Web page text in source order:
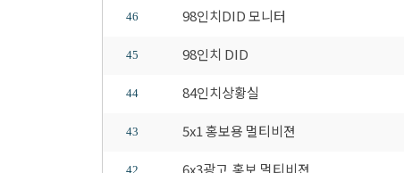
46 98인치DID 모니터
45 98인치 DID
44 84인치상황실
43 5x1 홍보용 멀티비젼
42 6x3광고,홍보 멀티비젼